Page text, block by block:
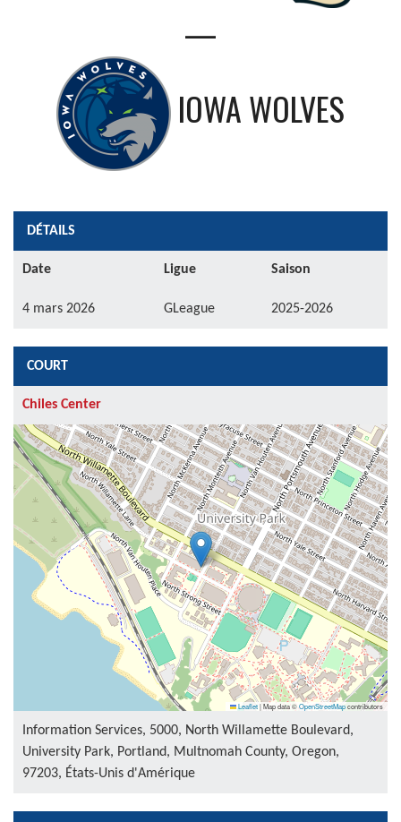
—
IOWA WOLVES
DÉTAILS
Date Ligue Saison
4 mars 2026 GLeague 2025-2026
COURT
Chiles Center
Leaflet|Map data ©OpenStreetMapcontributors
Information Services, 5000, North Willamette Boulevard,
University Park, Portland, Multnomah County, Oregon,
97203, États-Unis d'Amérique